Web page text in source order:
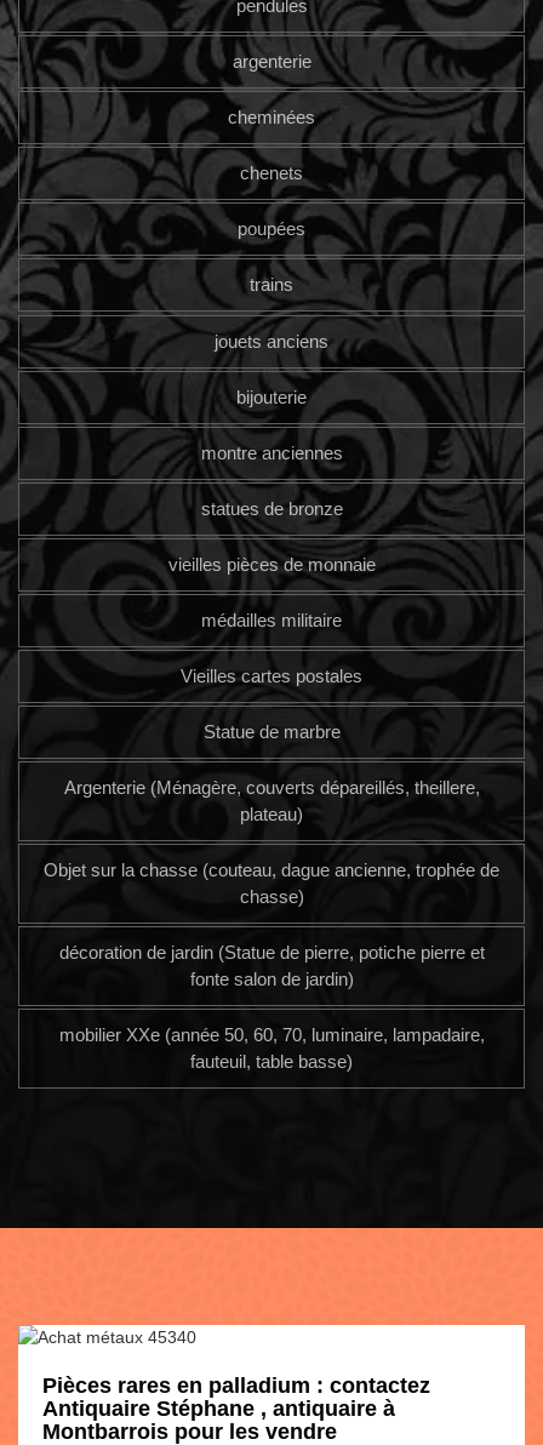
pendules
argenterie
cheminées
chenets
poupées
trains
jouets anciens
bijouterie
montre anciennes
statues de bronze
vieilles pièces de monnaie
médailles militaire
Vieilles cartes postales
Statue de marbre
Argenterie (Ménagère, couverts dépareillés, theillere,
plateau)
Objet sur la chasse (couteau, dague ancienne, trophée de
chasse)
décoration de jardin (Statue de pierre, potiche pierre et
fonte salon de jardin)
mobilier XXe (année 50, 60, 70, luminaire, lampadaire,
fauteuil, table basse)
Pièces rares en palladium : contactez
Antiquaire Stéphane , antiquaire à
Montbarrois pour les vendre